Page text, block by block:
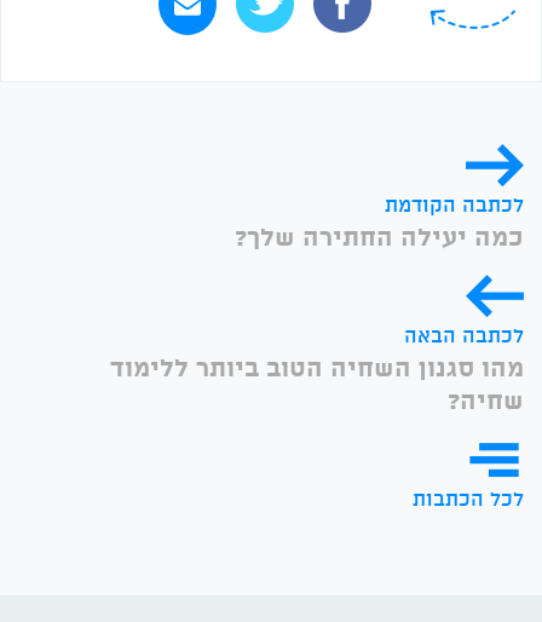
לכתבה הקודמת
כמה יעילה החתירה שלך?
לכתבה הבאה
מהו סגנון השחיה הטוב ביותר ללימוד
שחיה?
לכל הכתבות